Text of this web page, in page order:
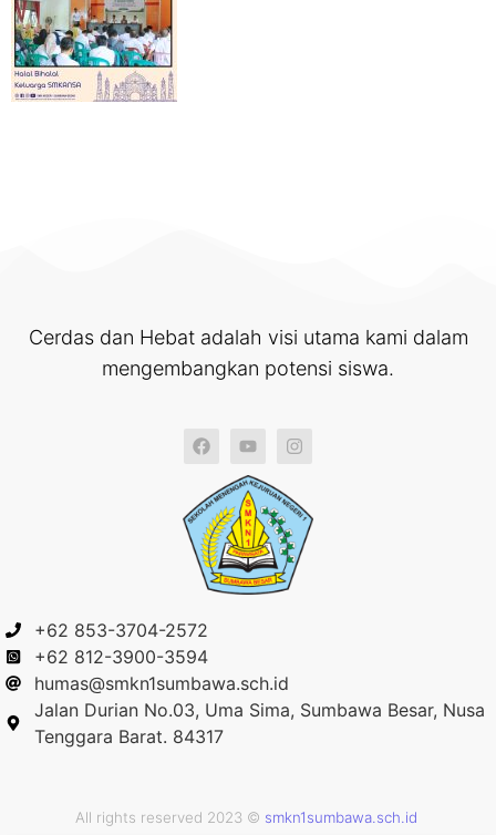
Cerdas dan Hebat adalah visi utama kami dalam
mengembangkan potensi siswa.
+62 853-3704-2572
+62 812-3900-3594
humas@smkn1sumbawa.sch.id
Jalan Durian No.03, Uma Sima, Sumbawa Besar, Nusa
Tenggara Barat. 84317
All rights reserved 2023 © smkn1sumbawa.sch.id